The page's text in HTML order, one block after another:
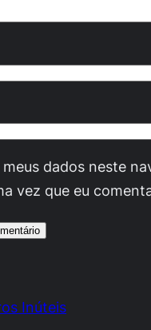
meus dados neste
vez que eu
Inúteis